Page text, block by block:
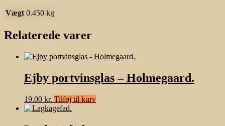
Vægt 0.450 kg
Relaterede varer
Ejby portvinsglas – Holmegaard.
19.00 kr. Tilføj til kurv